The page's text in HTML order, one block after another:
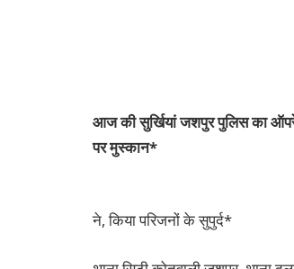
आज की सुर्खियां जशपुर पुलिस का
पर मुस्कान*
ने, किया परिजनों के सुपुर्द*